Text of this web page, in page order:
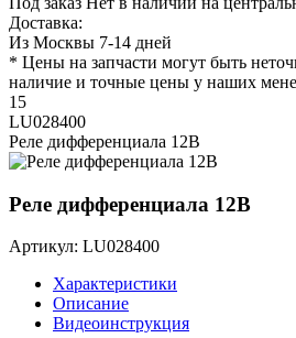
Доставка:
Из Москвы 7-14 дней
* Цены на запчасти могут быть
наличие и точные цены у наших
15
LU028400
Реле дифференциала 12В
Реле дифференциала 12В
Артикул: LU028400
Характеристики
Описание
Видеоинструкция